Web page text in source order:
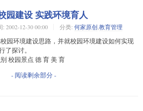
园建设 实践环境育人
: 2002-12-30 00:00 分类: 何家原创 教育管理
园环境建设思路，并就校园环境建设如何实现
了探讨。
校园景点 德 育 美 育
- 阅读剩余部分 -